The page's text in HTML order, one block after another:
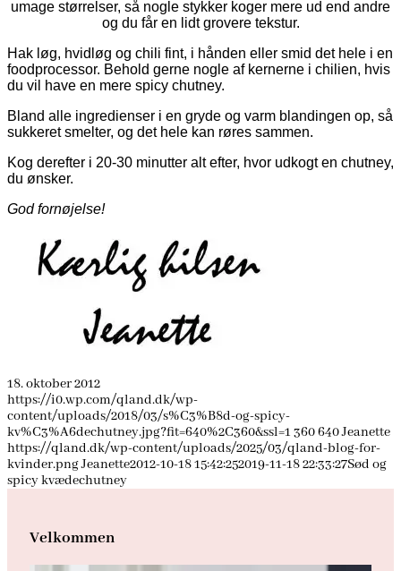
umage størrelser, så nogle stykker koger mere ud end andre
og du får en lidt grovere tekstur.
Hak løg, hvidløg og chili fint, i hånden eller smid det hele i en
foodprocessor. Behold gerne nogle af kernerne i chilien, hvis
du vil have en mere spicy chutney.
Bland alle ingredienser i en gryde og varm blandingen op, så
sukkeret smelter, og det hele kan røres sammen.
Kog derefter i 20-30 minutter alt efter, hvor udkogt en chutney,
du ønsker.
God fornøjelse!
18. oktober 2012
https://i0.wp.com/qland.dk/wp-
content/uploads/2018/03/s%C3%B8d-og-spicy-
kv%C3%A6dechutney.jpg?fit=640%2C360&ssl=1 360640Jeanette
https://qland.dk/wp-content/uploads/2025/03/qland-blog-for-
kvinder.pngJeanette2012-10-18 15:42:252019-11-18 22:33:27Sød og
spicy kvædechutney
Velkommen